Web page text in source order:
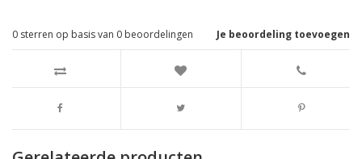
Je beoordeling toevoegen
0 sterren op basis van 0 beoordelingen